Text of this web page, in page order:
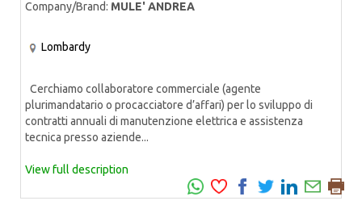
Company/Brand: MULE' ANDREA
Lombardy
Cerchiamo collaboratore commerciale (agente
plurimandatario o procacciatore d’affari) per lo sviluppo di
contratti annuali di manutenzione elettrica e assistenza
tecnica presso aziende...
View full description